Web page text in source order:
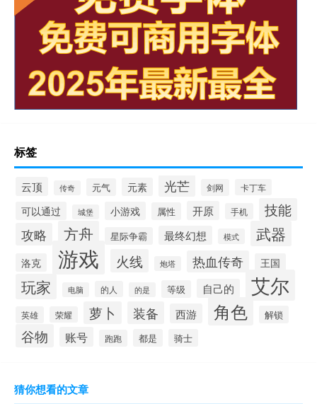
标签
云顶 传奇 元气 元素 光芒 剑网 卡丁车
可以通过 城堡 小游戏 属性 开原 手机
技能
攻略
方舟 星际争霸 最终幻想 模式 武器
洛克 游戏 火线 炮塔 热血传奇 王国
玩家 电脑 的人 的是 等级 自己的 艾尔
英雄 荣耀 萝卜 装备 西游 角色 解锁
谷物 账号 跑跑 都是 骑士
猜你想看的文章